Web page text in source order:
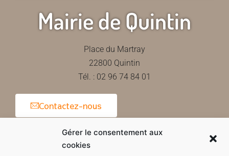
Gérer le consentement aux
cookies
Mairie de Quintin
Place du Martray
22800 Quintin
Tél. : 02 96 74 84 01
Contactez-nous